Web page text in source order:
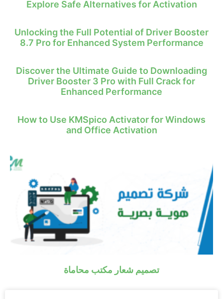
Explore Safe Alternatives for Activation
Unlocking the Full Potential of Driver Booster
8.7 Pro for Enhanced System Performance
Discover the Ultimate Guide to Downloading
Driver Booster 3 Pro with Full Crack for
Enhanced Performance
How to Use KMSpico Activator for Windows
and Office Activation
تصميم شعار مكتب محاماة